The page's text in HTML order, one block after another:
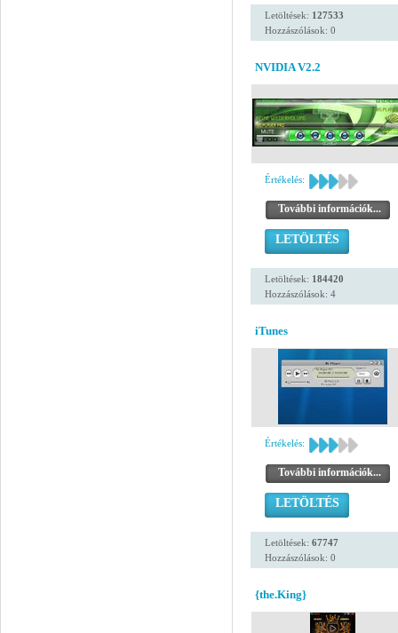
Letöltések: 127533
Hozzászólások: 0
NVIDIA V2.2
Értékelés:
További információk...
LETÖLTÉS
Letöltések: 184420
Hozzászólások: 4
iTunes
Értékelés:
További információk...
LETÖLTÉS
Letöltések: 67747
Hozzászólások: 0
{the.King}